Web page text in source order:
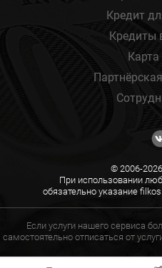
Кредит
Кредиты
Карта
© 2006-
При использовании
обязательно указание
Если услуги нашего сервиса
самостоятельно отписаться от